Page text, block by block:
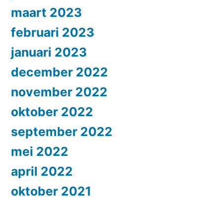
maart 2023
februari 2023
januari 2023
december 2022
november 2022
oktober 2022
september 2022
mei 2022
april 2022
oktober 2021